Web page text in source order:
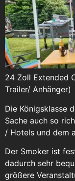
24 Zoll Extended
Trailer/ Anhänger)
Die Königsklasse
Sache auch so
/ Hotels und dem
Der Smoker ist
dadurch sehr
größere